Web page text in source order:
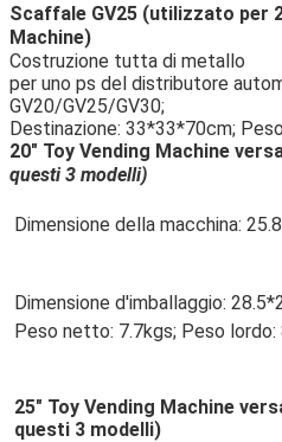
Scaffale GV25 (utilizzato per
Machine)
Costruzione tutta di metallo
per uno ps del distributore
GV20/GV25/GV30;
Destinazione: 33*33*70cm;
20" Toy Vending Machine
questi 3 modelli)
Dimensione della macchina:
Dimensione d'imballaggio:
Peso netto: 7.7kgs; Peso lordo:
25" Toy Vending Machine
questi 3 modelli)